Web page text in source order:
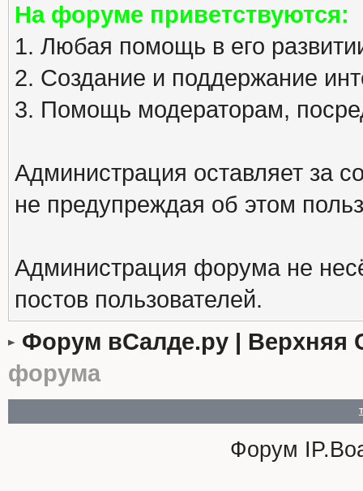
На форуме приветствуются:
1. Любая помощь в его
2. Создание и поддержание
3. Помощь модераторам,
Администрация оставляет за
не предупреждая об этом
Администрация форума не
постов пользователей.
Форум вСалде.ру | Верхняя
форума
Форум